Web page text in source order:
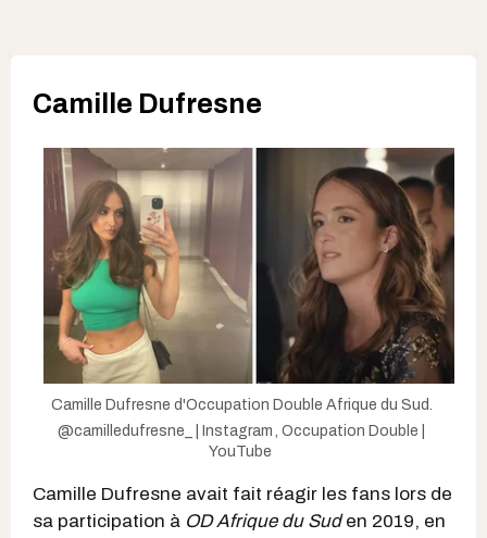
Camille Dufresne
Camille Dufresne d'Occupation Double Afrique du Sud.
@camilledufresne_ | Instagram , Occupation Double |
YouTube
Camille Dufresne avait fait réagir les fans lors de
sa participation à OD Afrique du Suden 2019, en